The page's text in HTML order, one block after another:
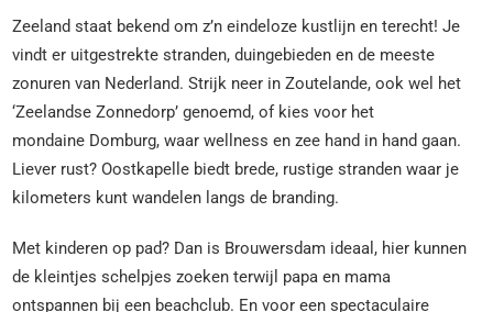
Zeeland staat bekend om z’n eindeloze kustlijn en terecht! Je
vindt er uitgestrekte stranden, duingebieden en de meeste
zonuren van Nederland. Strijk neer in Zoutelande, ook wel het
‘Zeelandse Zonnedorp’ genoemd, of kies voor het
mondaine Domburg, waar wellness en zee hand in hand gaan.
Liever rust? Oostkapelle biedt brede, rustige stranden waar je
kilometers kunt wandelen langs de branding.
Met kinderen op pad? Dan is Brouwersdam ideaal, hier kunnen
de kleintjes schelpjes zoeken terwijl papa en mama
ontspannen bij een beachclub. En voor een spectaculaire